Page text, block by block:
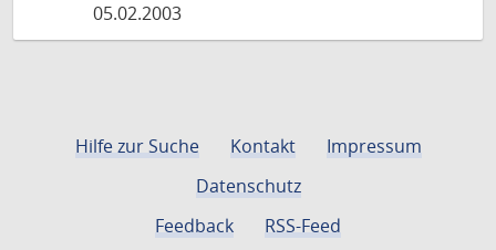
05.02.2003
Hilfe zur Suche Kontakt
Impressum
Datenschutz
Feedback
RSS-Feed